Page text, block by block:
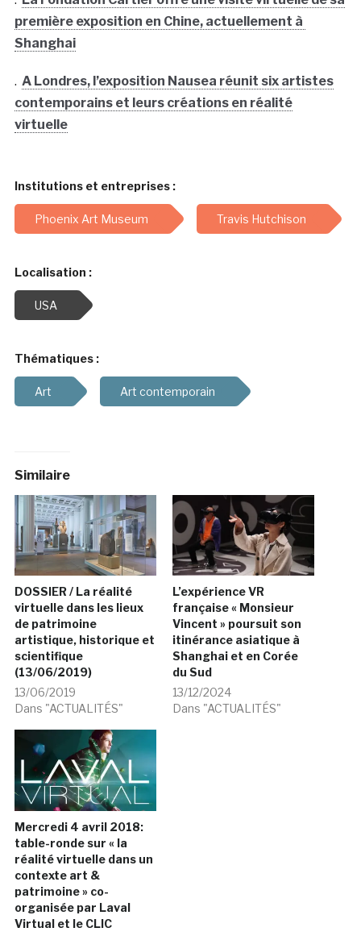
première exposition en Chine, actuellement à
Shanghai
. A Londres, l’exposition Nausea réunit six artistes
contemporains et leurs créations en réalité
virtuelle
Institutions et entreprises :
Phoenix Art Museum Travis Hutchison
Localisation :
USA
Thématiques :
Art Art contemporain
Similaire
DOSSIER / La réalité
virtuelle dans les lieux
de patrimoine
artistique, historique et
scientifique
(13/06/2019)
13/06/2019
Dans "ACTUALITÉS"
L’expérience VR
française « Monsieur
Vincent » poursuit son
itinérance asiatique à
Shanghai et en Corée
du Sud
13/12/2024
Dans "ACTUALITÉS"
Mercredi 4 avril 2018:
table-ronde sur « la
réalité virtuelle dans un
contexte art &
patrimoine » co-
organisée par Laval
Virtual et le CLIC